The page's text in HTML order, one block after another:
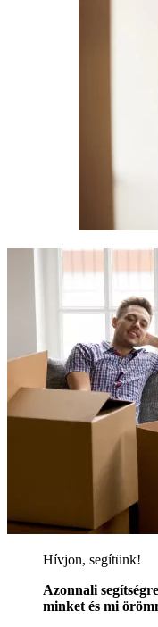
Hívjon, segítünk!
Azonnali
minket és mi